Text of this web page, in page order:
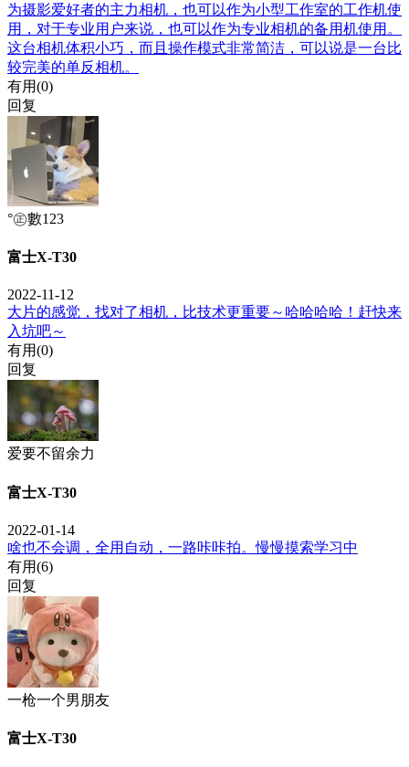
为摄影爱好者的主力相机，也可以作为小型工作室的工作机使
用，对于专业用户来说，也可以作为专业相机的备用机使用。
这台相机体积小巧，而且操作模式非常简洁，可以说是一台比
较完美的单反相机。
有用(0)
回复
°㊣數123
富士X-T30
2022-11-12
大片的感觉，找对了相机，比技术更重要～哈哈哈哈！赶快来
入坑吧～
有用(0)
回复
爱要不留余力
富士X-T30
2022-01-14
啥也不会调，全用自动，一路咔咔拍。慢慢摸索学习中
有用(6)
回复
一枪一个男朋友
富士X-T30